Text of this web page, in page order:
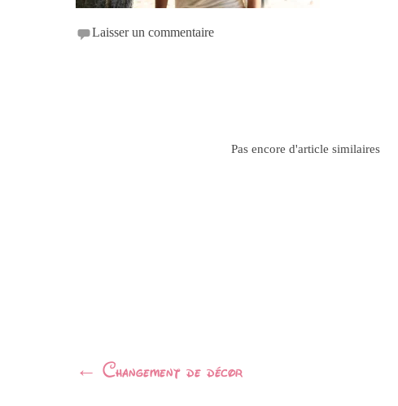
Laisser un commentaire
Pas encore d'article similaires
Navigation
← Changement de décor